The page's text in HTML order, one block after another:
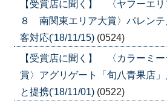
【受賞店に聞く】 〈ヤフーエリ
８ 南関東エリア大賞〉パレンテ
客対応('18/11/15) (0524)
【受賞店に聞く】 〈カラーミ
賞〉アグリゲート「旬八青果店
と提携('18/11/01) (0522)